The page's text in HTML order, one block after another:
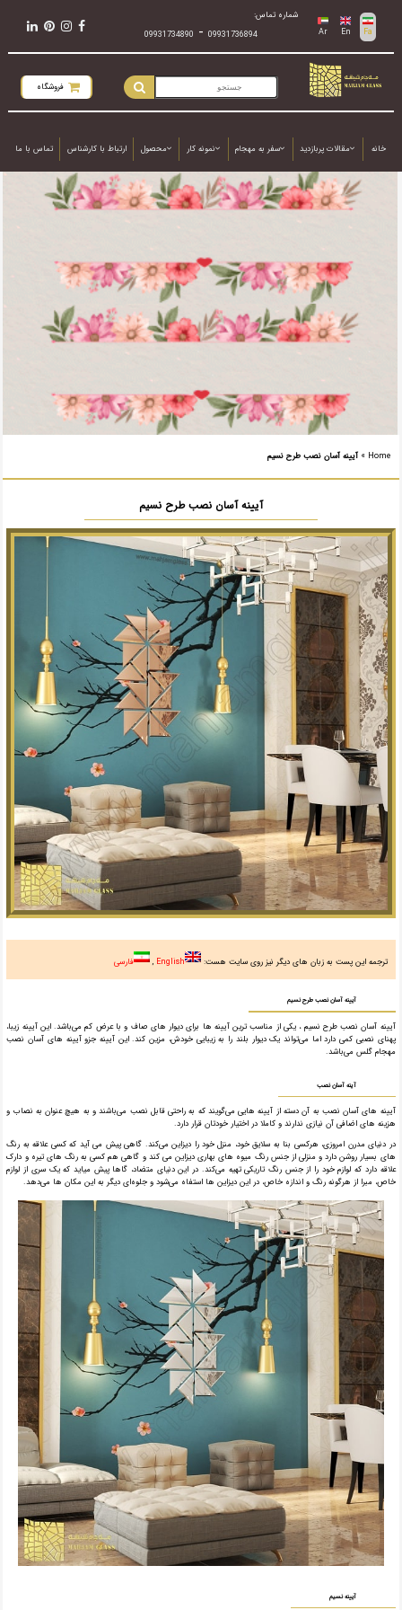
Fa
En
Ar
شماره تماس:
09931736894
-
09931734890
فروشگاه
خانه مقالات پربازدید سفر به مهجام نمونه کار محصول ارتباط با کارشناس تماس با ما
Home
» آیینه آسان نصب طرح نسیم
آیینه آسان نصب طرح نسیم
ترجمه این پست به زبان های دیگر نیز روی سایت هست: English فارسی
آیینه آسان نصب طرح نسیم
آیینه آسان نصب طرح نسیم ، یکی از مناسب ترین آیینه ها برای دیوار های صاف و با عرض کم می‌باشد. این آیینه زیبا،
پهنای نصبی کمی دارد اما می‌تواند یک دیوار بلند را به زیبایی خودش، مزین کند. این آیینه جزو آیینه های آسان نصب
مهجام گلس می‌باشد.
آینه آسان نصب
آیینه های آسان نصب به آن دسته از آیینه هایی می‌گویند که به راحتی قابل نصب می‌باشند و به هیچ عنوان به نصاب و
هزینه های اضافی آن نیازی ندارند و کاملا در اختیار خودتان قرار دارد.
در دنیای مدرن امروزی، هرکسی بنا به سلایق خود، منزل خود را دیزاین می‌کند. گاهی پیش می آید که کسی علاقه به رنگ
های بسیار روشن دارد و منزلی از جنس رنگ میوه های بهاری دیزاین می کند و گاهی هم کسی به رنگ های تیره و دارک
علاقه دارد که لوازم خود را از جنس رنگ تاریکی تهیه می‌کند. در این دنیای متضاد، گاها پیش میاید که یک سری از لوازم
خاص، مبرا از هرگونه رنگ و اندازه خاص، در این دیزاین ها استفاه می‌شود و جلوه‌ای دیگر به این مکان ها می‌دهد.
آیینه نسیم